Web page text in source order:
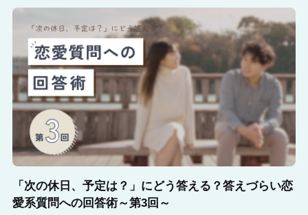
「次の休日、予定は？」にどう答える？答えづらい恋
愛系質問への回答術～第3回～